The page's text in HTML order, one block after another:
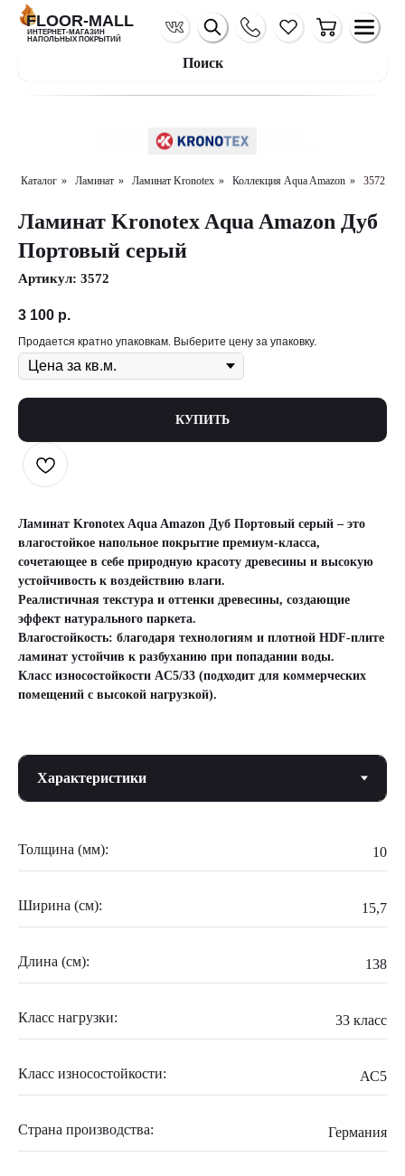
Поиск
FLOOR-MALL
ИНТЕРНЕТ-МАГАЗИН
НАПОЛЬНЫХ ПОКРЫТИЙ
Каталог » Ламинат » Ламинат Kronotex » Коллекция Aqua Amazon » 3572
Ламинат Kronotex Aqua Amazon Дуб
Портовый серый
Артикул: 3572
3 100 р.
Продается кратно упаковкам. Выберите цену за упаковку.
КУПИТЬ
Ламинат Kronotex Aqua Amazon Дуб Портовый серый – это
влагостойкое напольное покрытие премиум-класса,
сочетающее в себе природную красоту древесины и высокую
устойчивость к воздействию влаги.
Реалистичная текстура и оттенки древесины, создающие
эффект натурального паркета.
Влагостойкость: благодаря технологиям и плотной HDF-плите
ламинат устойчив к разбуханию при попадании воды.
Класс износостойкости AC5/33 (подходит для коммерческих
помещений с высокой нагрузкой).
Толщина (мм): 10
Ширина (см): 15,7
Длина (см): 138
Класс нагрузки: 33 класс
Класс износостойкости: АС5
Страна производства: Германия